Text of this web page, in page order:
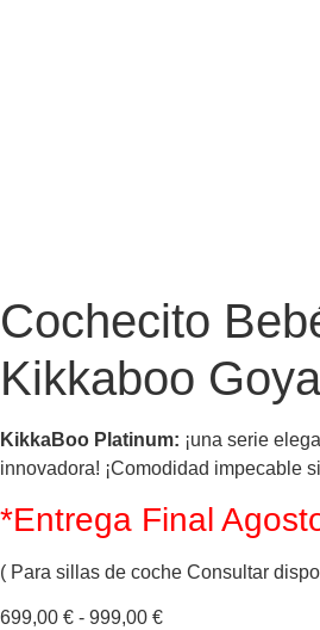
Cochecito
Kikkaboo
KikkaBoo Platinum: ¡una serie
innovadora! ¡Comodidad impecable
*Entrega Final
( Para sillas de coche Consultar
699,00 € - 999,00 €Rango